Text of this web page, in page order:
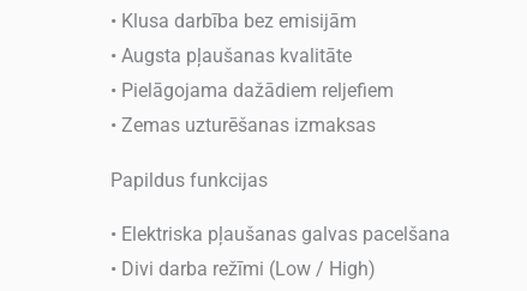
• Klusa darbība bez emisijām
• Augsta pļaušanas kvalitāte
• Pielāgojama dažādiem reljefiem
• Zemas uzturēšanas izmaksas
Papildus funkcijas
• Elektriska pļaušanas galvas pacelšana
• Divi darba režīmi (Low / High)